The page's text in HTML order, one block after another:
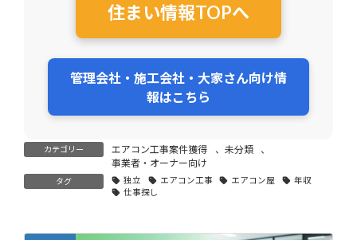
住まい情報TOPへ
管理会社・施工会社・大家さん向け情
報はこちら
カテゴリー エアコン工事案件獲得 、 未分類
、
事業者・オーナー向け
タグ 独立 エアコン工事 エアコン屋
年収
仕事探し